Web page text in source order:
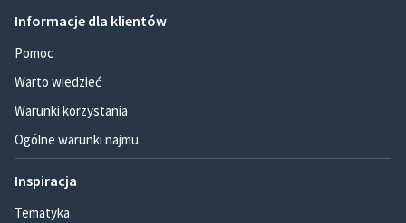
Informacje dla klientów
Pomoc
Warto wiedzieć
Warunki korzystania
Ogólne warunki najmu
Inspiracja
Tematyka